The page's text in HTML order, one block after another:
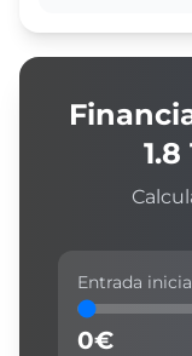
Entrada
0€